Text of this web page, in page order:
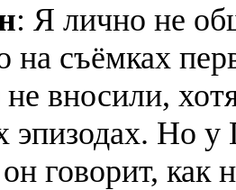
: Я лично не
на съёмках
не вносили,
эпизодах. Но
говорит, как